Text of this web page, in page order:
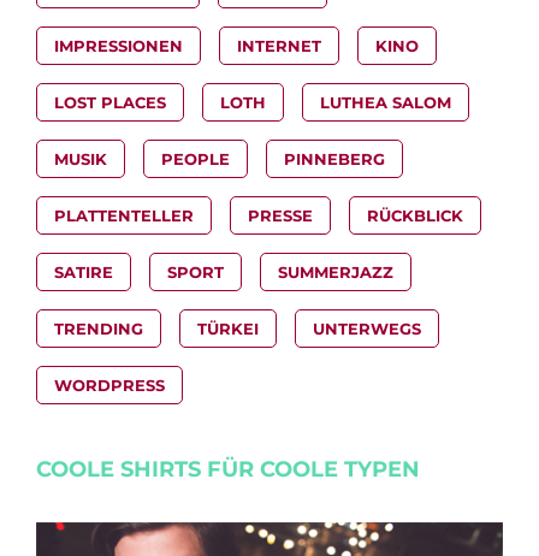
IMPRESSIONEN INTERNET KINO
LOST PLACES LOTH LUTHEA SALOM
MUSIK PEOPLE PINNEBERG
PLATTENTELLER PRESSE RÜCKBLICK
SATIRE SPORT SUMMERJAZZ
TRENDING TÜRKEI UNTERWEGS
WORDPRESS
COOLE SHIRTS FÜR COOLE TYPEN